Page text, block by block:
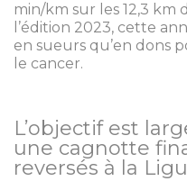
min/km sur les 12,3 km
l’édition 2023, cette
en sueurs qu’en dons
le cancer.
L’objectif est
une cagnotte
reversés à la